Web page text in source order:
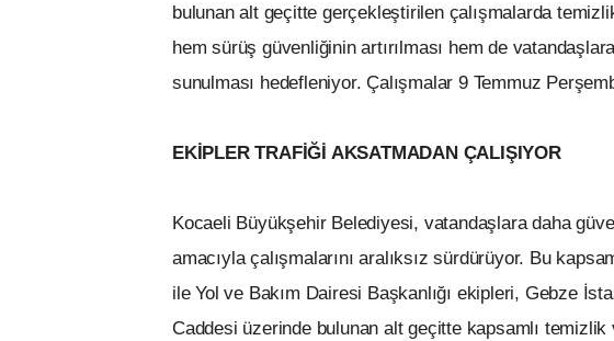
bulunan alt geçitte gerçekleştirilen çalışmalarda
hem sürüş güvenliğinin artırılması hem de
sunulması hedefleniyor. Çalışmalar 9 Temmuz
EKİPLER TRAFİĞİ AKSATMADAN ÇALIŞIYOR
Kocaeli Büyükşehir Belediyesi, vatandaşlara daha
amacıyla çalışmalarını aralıksız sürdürüyor. Bu
ile Yol ve Bakım Dairesi Başkanlığı ekipleri, Gebze
Caddesi üzerinde bulunan alt geçitte kapsamlı temizlik